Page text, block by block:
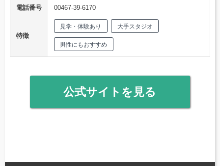
電話番号
00467-39-6170
特徴
見学・体験あり 大手スタジオ
男性にもおすすめ
公式サイトを見る